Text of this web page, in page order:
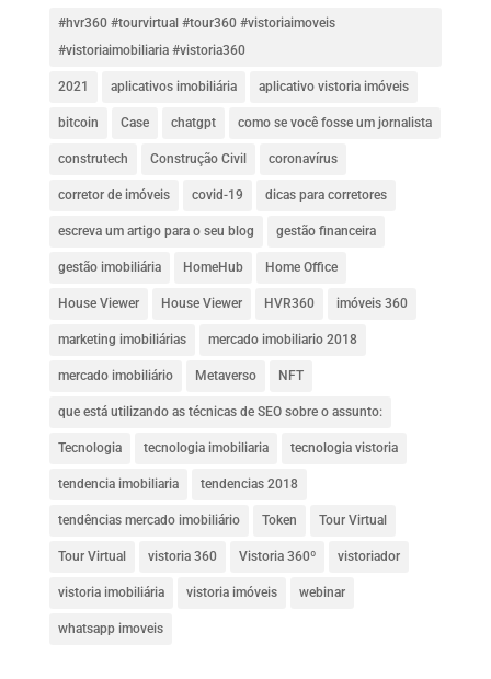
#hvr360 #tourvirtual #tour360 #vistoriaimoveis
#vistoriaimobiliaria #vistoria360
2021 aplicativos imobiliária aplicativo vistoria imóveis
bitcoin Case chatgpt como se você fosse um jornalista
construtech Construção Civil coronavírus
corretor de imóveis covid-19 dicas para corretores
escreva um artigo para o seu blog gestão financeira
gestão imobiliária HomeHub Home Office
House Viewer House Viewer HVR360 imóveis 360
marketing imobiliárias mercado imobiliario 2018
mercado imobiliário Metaverso NFT
que está utilizando as técnicas de SEO sobre o assunto:
Tecnologia tecnologia imobiliaria tecnologia vistoria
tendencia imobiliaria tendencias 2018
tendências mercado imobiliário Token Tour Virtual
Tour Virtual vistoria 360 Vistoria 360º vistoriador
vistoria imobiliária vistoria imóveis webinar
whatsapp imoveis